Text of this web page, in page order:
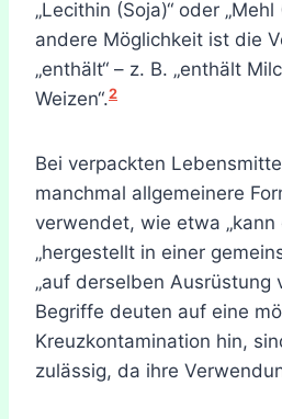
„Lecithin (Soja)“ oder „Mehl
andere Möglichkeit ist die
„enthält“ – z. B. „enthält
Weizen“.2
Bei verpackten
manchmal allgemeinere
verwendet, wie etwa „kann
„hergestellt in einer
„auf derselben Ausrüstung
Begriffe deuten auf eine
Kreuzkontamination hin,
zulässig, da ihre